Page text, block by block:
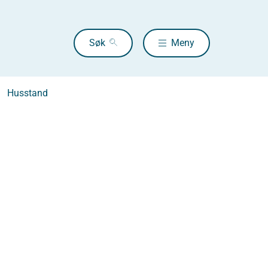
Søk Meny
Husstand